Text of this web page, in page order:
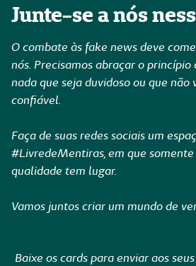
Junte-se a nós
O combate às fake news deve
nós. Precisamos abraçar o
nada que seja duvidoso ou que não
confiável.
Faça de suas redes sociais um
#LivredeMentiras, em que
qualidade tem lugar.
Vamos juntos criar um mundo de
Baixe os cards para enviar aos